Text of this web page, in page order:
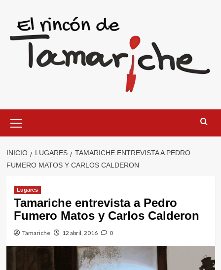
contenido
primario
INICIO LUGARES
TAMARICHE ENTREVISTA A PEDRO
FUMERO MATOS Y CARLOS CALDERON
Lugares
Tamariche entrevista a Pedro
Fumero Matos y Carlos Calderon
Tamariche 12 abril, 2016 0